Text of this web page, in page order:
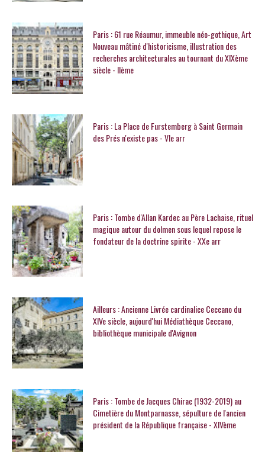
Paris : 61 rue Réaumur, immeuble néo-gothique, Art
Nouveau mâtiné d'historicisme, illustration des
recherches architecturales au tournant du XIXème
siècle - IIème
Paris : La Place de Furstemberg à Saint Germain
des Prés n'existe pas - VIe arr
Paris : Tombe d'Allan Kardec au Père Lachaise, rituel
magique autour du dolmen sous lequel repose le
fondateur de la doctrine spirite - XXe arr
Ailleurs : Ancienne Livrée cardinalice Ceccano du
XIVe siècle, aujourd'hui Médiathèque Ceccano,
bibliothèque municipale d'Avignon
Paris : Tombe de Jacques Chirac (1932-2019) au
Cimetière du Montparnasse, sépulture de l'ancien
président de la République française - XIVème